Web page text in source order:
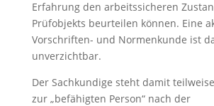
Erfahrung den arbeitssicheren
Prüfobjekts beurteilen können. Eine
Vorschriften- und Normenkunde ist
unverzichtbar.
Der Sachkundige steht damit
zur „befähigten Person“ nach der